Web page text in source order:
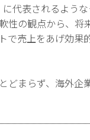
代表されるよう
性の観点から、将
で売上をあげ効果
まらず、海外企